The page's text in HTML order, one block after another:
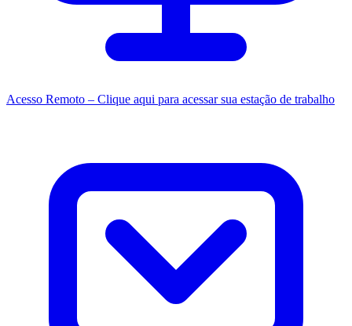
Acesso Remoto – Clique aqui para acessar sua estação de trabalho